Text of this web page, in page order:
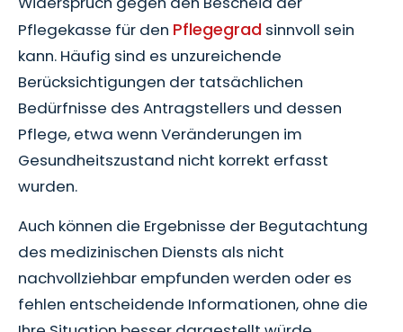
Pflegekasse für den Pflegegrad sinnvoll sein
kann. Häufig sind es unzureichende
Berücksichtigungen der tatsächlichen
Bedürfnisse des Antragstellers und dessen
Pflege, etwa wenn Veränderungen im
Gesundheitszustand nicht korrekt erfasst
wurden.
Auch können die Ergebnisse der Begutachtung
des medizinischen Diensts als nicht
nachvollziehbar empfunden werden oder es
fehlen entscheidende Informationen, ohne die